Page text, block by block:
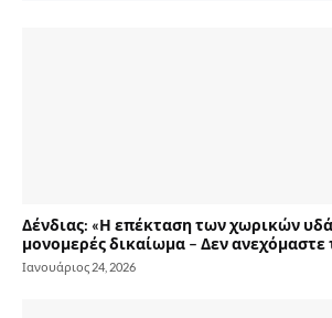
Δένδιας: «Η επέκταση των χωρικών
μονομερές δικαίωμα – Δεν ανεχόμαστε
Ιανουάριος 24, 2026